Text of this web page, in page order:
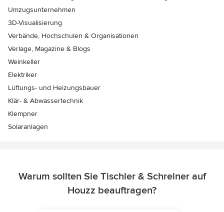
Umzugsunternehmen
3D-Visualisierung
Verbände, Hochschulen & Organisationen
Verlage, Magazine & Blogs
Weinkeller
Elektriker
Lüftungs- und Heizungsbauer
Klär- & Abwassertechnik
Klempner
Solaranlagen
Warum sollten Sie Tischler & Schreiner auf
Houzz beauftragen?